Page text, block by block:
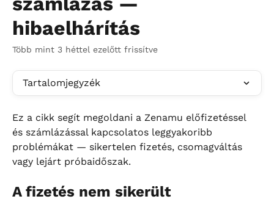
hibaelhárítás
Több mint 3 héttel ezelőtt frissítve
Tartalomjegyzék
Ez a cikk segít megoldani a Zenamu előfizetéssel
és számlázással kapcsolatos leggyakoribb
problémákat — sikertelen fizetés, csomagváltás
vagy lejárt próbaidőszak.
A fizetés nem sikerült